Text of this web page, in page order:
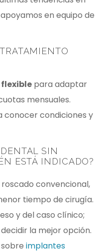
en equipo de
para adaptar
mensuales.
condiciones y
SIN
ESTÁ INDICADO?
convencional,
tiempo de cirugía.
y del caso clínico;
la mejor opción.
implantes